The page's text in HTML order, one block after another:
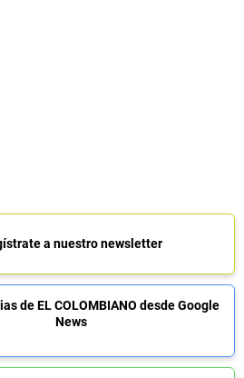
a nuestro newsletter
de EL COLOMBIANO desde Google
News